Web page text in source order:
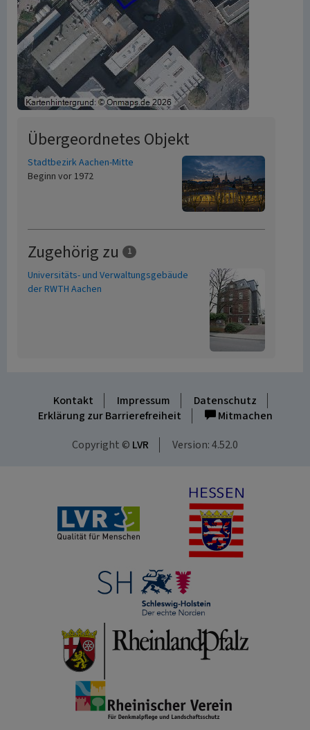
Übergeordnetes Objekt
Stadtbezirk Aachen-Mitte
Beginn vor 1972
Zugehörig zu 1
Universitäts- und Verwaltungsgebäude
der RWTH Aachen
Kontakt Impressum
Datenschutz
Erklärung zur Barrierefreiheit
Mitmachen
Copyright © LVR Version: 4.52.0